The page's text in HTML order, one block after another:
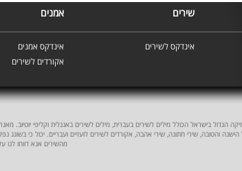
שירים אמנים
אינדקס לשירים
אינדקס אמנים
אקורדים לשירים
הגדול בישראל הכולל מילים לשירים בעברית, מילים לשירים באנגלית וקליפי יוטיוב.
והטובה, שירי חתונה, שירי אהבה, אקורדים לשירים לועזיים ועבריים. יכול כי
מהשירים אנא דווחו לנו